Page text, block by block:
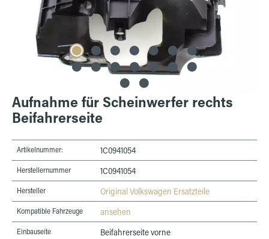
Aufnahme für Scheinwerfer rechts
Beifahrerseite
Artikelnummer: 1C0941054
Herstellernummer 1C0941054
Hersteller Original Volkswagen Ersatzteile
Kompatible Fahrzeuge ansehen
Einbauseite Beifahrerseite vorne